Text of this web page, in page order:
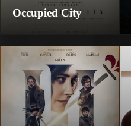
Occupied City